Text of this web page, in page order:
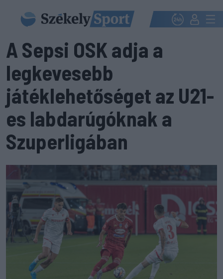
A Sepsi OSK adja a
legkevesebb
játéklehetőséget az U21-
es labdarúgóknak a
Szuperligában